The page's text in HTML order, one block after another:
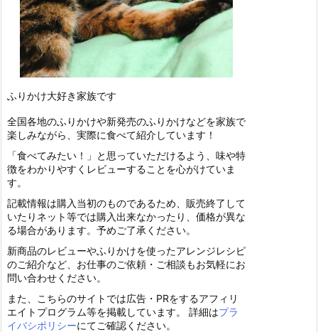
ふりかけ大好き家族です
全国各地のふりかけや新発売のふりかけなどを家族で
楽しみながら、実際に食べて紹介しています！
「食べてみたい！」と思っていただけるよう、味や特
徴をわかりやすくレビューすることを心がけていま
す。
記載情報は購入当初のものであるため、販売終了して
いたりネット等では購入出来なかったり、価格が異な
る場合があります。予めご了承ください。
新商品のレビューやふりかけを使ったアレンジレシピ
のご紹介など、お仕事のご依頼・ご相談もお気軽にお
問い合わせください。
また、こちらのサイトでは広告・PRをするアフィリ
エイトプログラム等を掲載しています。 詳細はプラ
イバシポリシーにてご確認ください。